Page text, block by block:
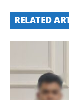
RELATED